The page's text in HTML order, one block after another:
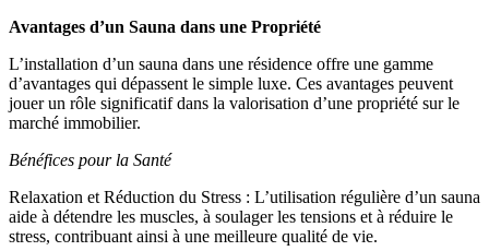
Avantages d’un Sauna dans une Propriété
L’installation d’un sauna dans une résidence offre une gamme
d’avantages qui dépassent le simple luxe. Ces avantages peuvent
jouer un rôle significatif dans la valorisation d’une propriété sur le
marché immobilier.
Bénéfices pour la Santé
Relaxation et Réduction du Stress : L’utilisation régulière d’un sauna
aide à détendre les muscles, à soulager les tensions et à réduire le
stress, contribuant ainsi à une meilleure qualité de vie.